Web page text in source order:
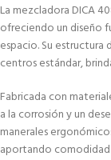
La mezcladora DICA
ofreciendo un diseño
espacio. Su
centros estándar,
Fabricada con
a la corrosión y un
manerales
aportando